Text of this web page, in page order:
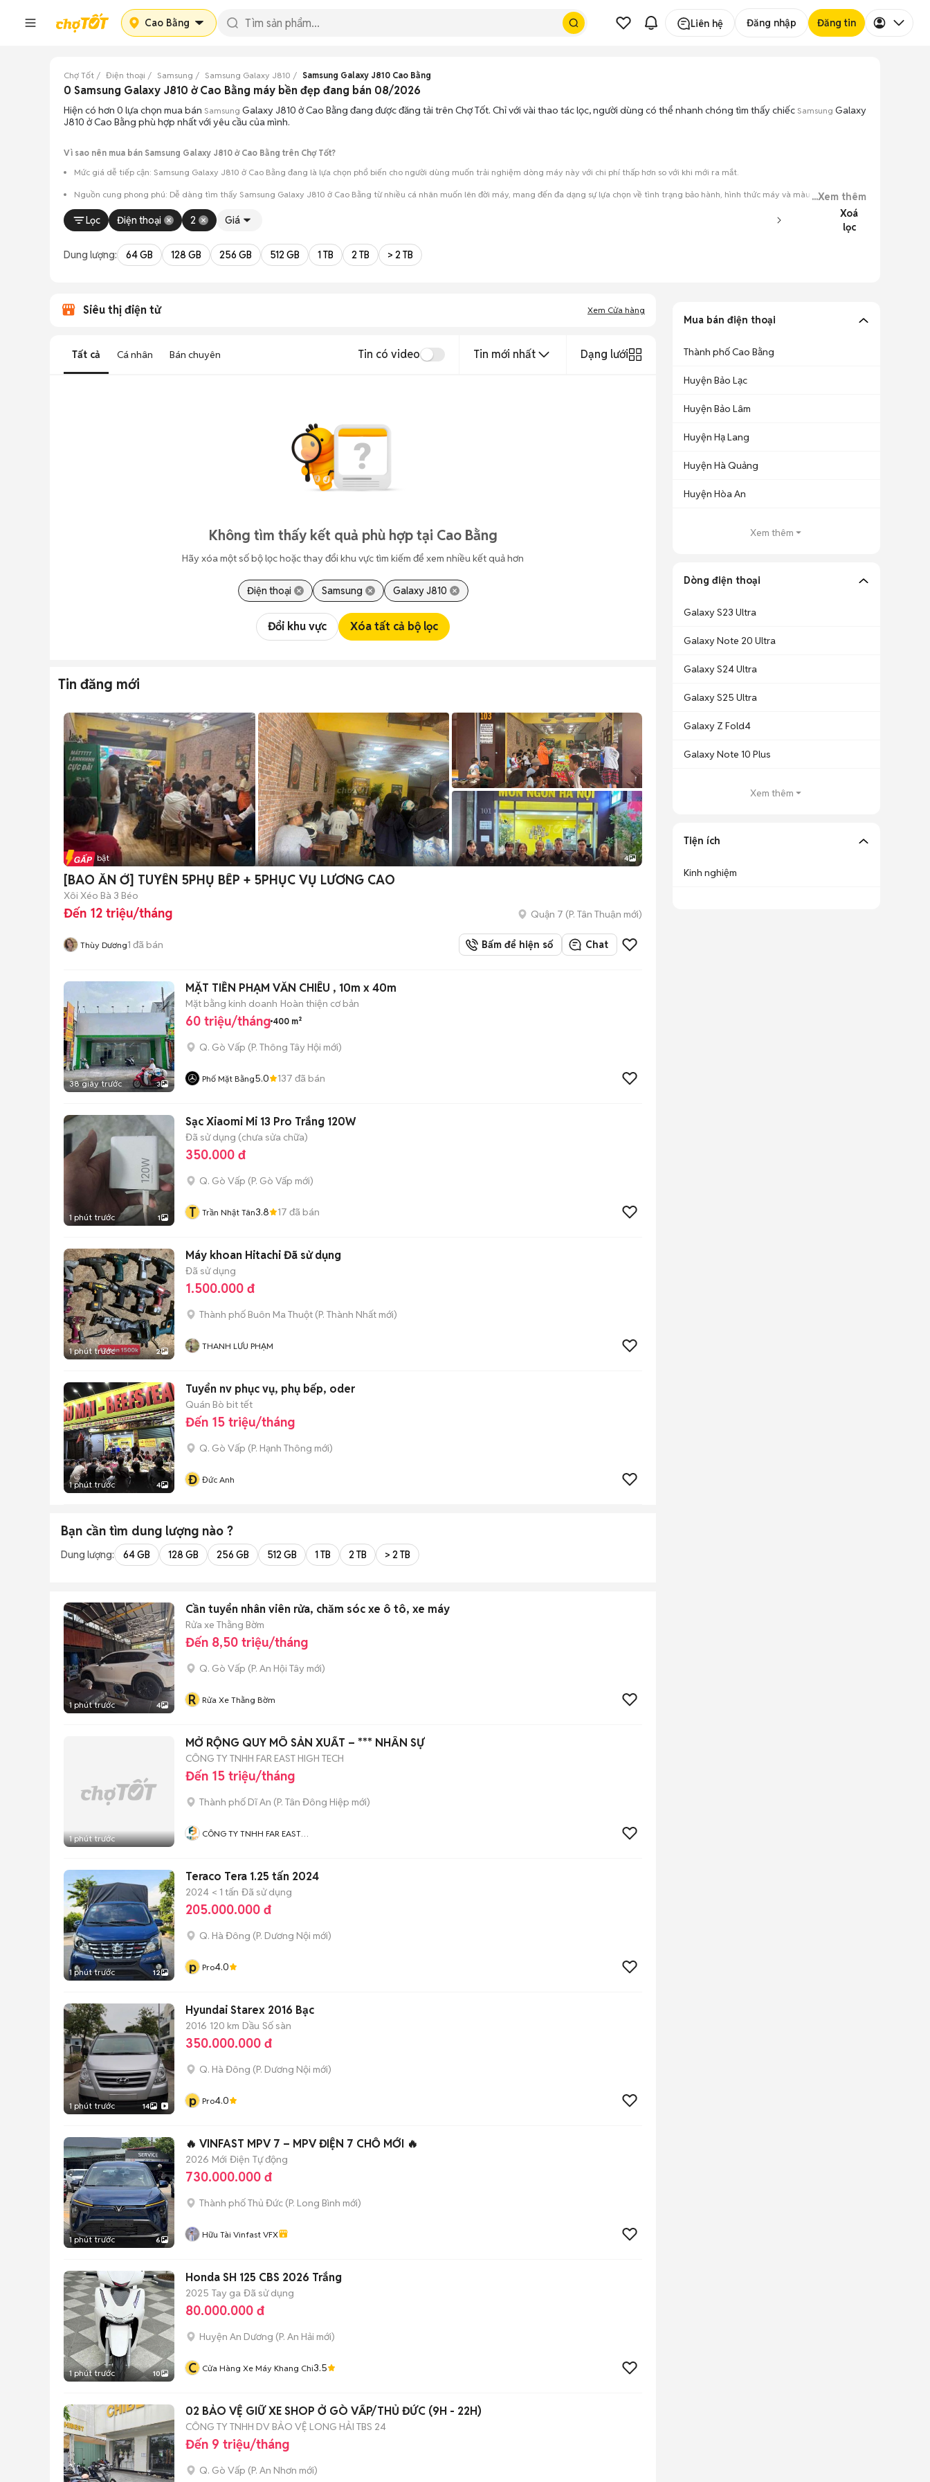
Cao Bằng Liên hệ Đăng nhập Đăng tin
Chợ Tốt Điện thoại Samsung Samsung Galaxy J810 Samsung Galaxy J810 Cao Bằng
0 Samsung Galaxy J810 ở Cao Bằng máy bền đẹp đang bán 08/2026
Hiện có hơn 0 lựa chọn mua bán Samsung Galaxy J810 ở Cao Bằng đang được đăng tải trên Chợ Tốt. Chỉ với vài thao tác lọc, người dùng có thể nhanh chóng tìm thấy chiếc Samsung Galaxy
J810 ở Cao Bằng phù hợp nhất với yêu cầu của mình.
Vì sao nên mua bán Samsung Galaxy J810 ở Cao Bằng trên Chợ Tốt?
Mức giá dễ tiếp cận: Samsung Galaxy J810 ở Cao Bằng đang là lựa chọn phổ biến cho người dùng muốn trải nghiệm dòng máy này với chi phí thấp hơn so với khi mới ra mắt.
Nguồn cung phong phú: Dễ dàng tìm thấy Samsung Galaxy J810 ở Cao Bằng từ nhiều cá nhân muốn lên đời máy, mang đến đa dạng sự lựa chọn về tình trạng bảo hành, hình thức máy và màu sắc.
Giao dịch minh bạch: Việc gặp gỡ trực tiếp giúp người mua đánh giá chính xác hiệu năng thực tế của máy so với mô tả trên tin đăng.
...Xem thêm
Lọc
Điện thoại 2 Giá
Xoá
lọc
Dung lượng: 64 GB 128 GB 256 GB 512 GB 1 TB 2 TB > 2 TB
Siêu thị điện tử Xem Cửa hàng
Tất cả Cá nhân Bán chuyên Tin có video Tin mới nhất Dạng lưới
Không tìm thấy kết quả phù hợp tại Cao Bằng
Hãy xóa một số bộ lọc hoặc thay đổi khu vực tìm kiếm để xem nhiều kết quả hơn
Điện thoại Samsung Galaxy J810
Đổi khu vực Xóa tất cả bộ lọc
Tin đăng mới
Tin nổi bật 4
[BAO ĂN Ở] TUYỂN 5PHỤ BẾP + 5PHỤC VỤ LƯƠNG CAO
Xôi Xéo Bà 3 Béo
Đến 12 triệu/tháng Quận 7 (P. Tân Thuận mới)
Thùy Dương1 đã bán Bấm để hiện số Chat
38 giây trước 3
MẶT TIỀN PHẠM VĂN CHIÊU , 10m x 40m
Mặt bằng kinh doanh Hoàn thiện cơ bản
60 triệu/tháng 400 m²
Q. Gò Vấp (P. Thông Tây Hội mới)
Phố Mặt Bằng5.0 137 đã bán
1 phút trước 1
Sạc Xiaomi Mi 13 Pro Trắng 120W
Đã sử dụng (chưa sửa chữa)
350.000 đ
Q. Gò Vấp (P. Gò Vấp mới)
T Trần Nhật Tân3.8 17 đã bán
1 phút trước 2
Máy khoan Hitachi Đã sử dụng
Đã sử dụng
1.500.000 đ
Thành phố Buôn Ma Thuột (P. Thành Nhất mới)
THANH LƯU PHẠM
1 phút trước 4
Tuyển nv phục vụ, phụ bếp, oder
Quán Bò bit tết
Đến 15 triệu/tháng
Q. Gò Vấp (P. Hạnh Thông mới)
Đ Đức Anh
Bạn cần tìm dung lượng nào ?
Dung lượng: 64 GB 128 GB 256 GB 512 GB 1 TB 2 TB > 2 TB
1 phút trước 4
Cần tuyển nhân viên rửa, chăm sóc xe ô tô, xe máy
Rửa xe Thằng Bờm
Đến 8,50 triệu/tháng
Q. Gò Vấp (P. An Hội Tây mới)
R Rửa Xe Thằng Bờm
1 phút trước
MỞ RỘNG QUY MÔ SẢN XUẤT – *** NHÂN SỰ
CÔNG TY TNHH FAR EAST HIGH TECH
Đến 15 triệu/tháng
Thành phố Dĩ An (P. Tân Đông Hiệp mới)
CÔNG TY TNHH FAR EAST
1 phút trước 12
Teraco Tera 1.25 tấn 2024
2024 < 1 tấn Đã sử dụng
205.000.000 đ
Q. Hà Đông (P. Dương Nội mới)
p Pro4.0
1 phút trước 14
Hyundai Starex 2016 Bạc
2016 120 km Dầu Số sàn
350.000.000 đ
Q. Hà Đông (P. Dương Nội mới)
p Pro4.0
1 phút trước 6
🔥 VINFAST MPV 7 – MPV ĐIỆN 7 CHỖ MỚI 🔥
2026 Mới Điện Tự động
730.000.000 đ
Thành phố Thủ Đức (P. Long Bình mới)
Hữu Tài Vinfast VFX
1 phút trước 10
Honda SH 125 CBS 2026 Trắng
2025 Tay ga Đã sử dụng
80.000.000 đ
Huyện An Dương (P. An Hải mới)
C Cửa Hàng Xe Máy Khang Chi3.5
02 BẢO VỆ GIỮ XE SHOP Ở GÒ VẤP/THỦ ĐỨC (9H - 22H)
CÔNG TY TNHH DV BẢO VỆ LONG HẢI TBS 24
Đến 9 triệu/tháng
Q. Gò Vấp (P. An Nhơn mới)
Mua bán điện thoại
Thành phố Cao Bằng
Huyện Bảo Lạc
Huyện Bảo Lâm
Huyện Hạ Lang
Huyện Hà Quảng
Huyện Hòa An
Xem thêm
Dòng điện thoại
Galaxy S23 Ultra
Galaxy Note 20 Ultra
Galaxy S24 Ultra
Galaxy S25 Ultra
Galaxy Z Fold4
Galaxy Note 10 Plus
Xem thêm
Tiện ích
Kinh nghiệm